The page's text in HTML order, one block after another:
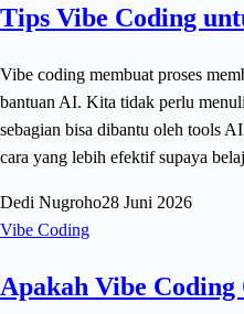
Tips Vibe Coding
Vibe coding membuat proses
bantuan AI. Kita tidak perlu
sebagian bisa dibantu oleh tools
cara yang lebih efektif supaya
Dedi Nugroho28 Juni 2026
Vibe Coding
Apakah Vibe